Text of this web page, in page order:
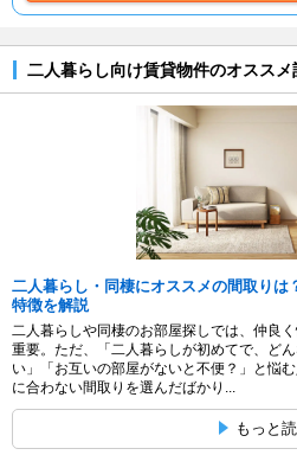
二人暮らし向け賃貸物件のオススメ
二人暮らし・同棲にオススメの間取りは
特徴を解説
二人暮らしや同棲のお部屋探しでは、仲良
重要。ただ、「二人暮らしが初めてで、ど
い」「お互いの部屋がないと不便？」と悩
に合わない間取りを選んだばかり...
もっと